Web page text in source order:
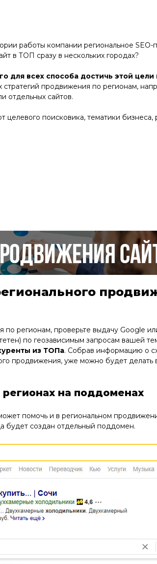
работы компании региональное
в ТОП сразу в нескольких городах?
для всех способа достичь этой
стратегий продвижения по регионам,
отдельных сайтов.
целевого поисковика, тематики бизнеса,
регионам, проверьте выдачу Google
по геозависимым запросам вашей
из ТОПа. Собрав информацию о
продвижения, уже можно будет
на поддоменах
помочь и в региональном
будет создан отдельный поддомен.